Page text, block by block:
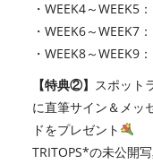
・WEEK4～WEEK5
・WEEK6～WEEK7
・WEEK8～WEEK9
【特典②】 スポット
に直筆サイン＆メッ
ドをプレゼント
TRITOPS*の未公開